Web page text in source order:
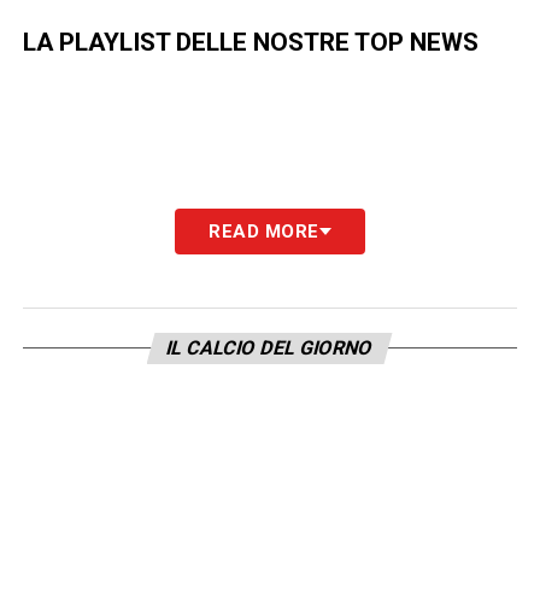
LA PLAYLIST DELLE NOSTRE TOP NEWS
READ MORE
IL CALCIO DEL GIORNO